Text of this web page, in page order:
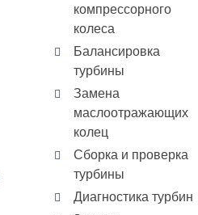
компрессорного
колеса
Балансировка
турбины
Замена
маслоотражающих
колец
Сборка и проверка
турбины
Диагностика турбин